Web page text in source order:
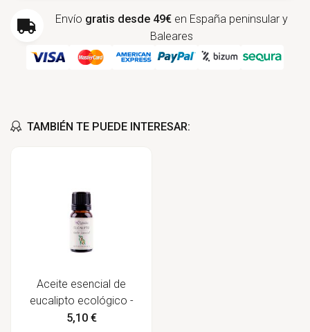
Envío gratis desde 49€ en España peninsular y
Baleares
TAMBIÉN TE PUEDE INTERESAR:
Aceite esencial de
eucalipto ecológico -
Labiatae
5,10 €